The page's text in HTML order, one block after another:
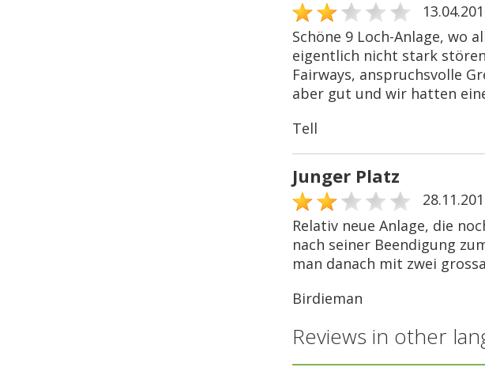
Schöne 9 Loch-Anlage, wo
eigentlich nicht stark
Fairways, anspruchsvolle
aber gut und wir hatten
Tell
Junger Platz
Relativ neue Anlage, die
nach seiner Beendigung
man danach mit zwei
Birdieman
Reviews in other